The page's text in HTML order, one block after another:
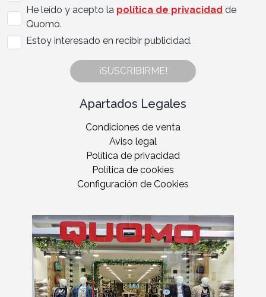
He leído y acepto la política de privacidad de
Quomo.
Estoy interesado en recibir publicidad.
¡SUSCRIBIRME!
Apartados Legales
Condiciones de venta
Aviso legal
Política de privacidad
Política de cookies
Configuración de Cookies